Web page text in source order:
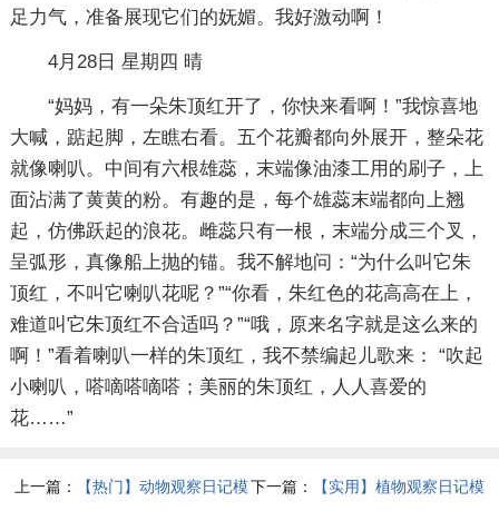
足力气，准备展现它们的妩媚。我好激动啊！
4月28日 星期四 晴
“妈妈，有一朵朱顶红开了，你快来看啊！”我惊喜地
大喊，踮起脚，左瞧右看。五个花瓣都向外展开，整朵花
就像喇叭。中间有六根雄蕊，末端像油漆工用的刷子，上
面沾满了黄黄的粉。有趣的是，每个雄蕊末端都向上翘
起，仿佛跃起的浪花。雌蕊只有一根，末端分成三个叉，
呈弧形，真像船上抛的锚。我不解地问：“为什么叫它朱
顶红，不叫它喇叭花呢？”“你看，朱红色的花高高在上，
难道叫它朱顶红不合适吗？”“哦，原来名字就是这么来的
啊！”看着喇叭一样的朱顶红，我不禁编起儿歌来： “吹起
小喇叭，嗒嘀嗒嘀嗒；美丽的朱顶红，人人喜爱的
花……”
上一篇： 【热门】动物观察日记模下一篇： 【实用】植物观察日记模